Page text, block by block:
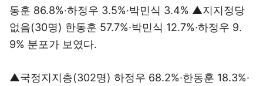
동훈 86.8%·하정우 3.5%·박민식 3.4% ▲지지정당
없음(30명) 한동훈 57.7%·박민식 12.7%·하정우 9.
9% 분포가 보였다.
▲국정지지층(302명) 하정우 68.2%·한동훈 18.3%·